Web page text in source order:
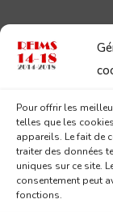
Pour offrir les
telles que les
appareils. Le fait de
traiter des données
uniques sur ce site.
consentement peut
fonctions.